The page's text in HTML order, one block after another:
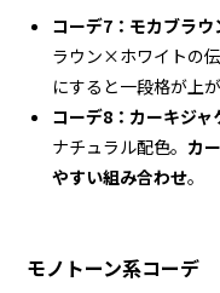
コーデ7：モカブラ
ラウン×ホワイトの
にすると一段格が上が
コーデ8：カーキジ
ナチュラル配色。 カ
やすい組み合わせ。
モノトーン系コーデ